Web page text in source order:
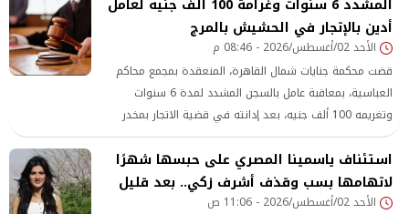
المشدد 6 سنوات وغرامة 100 ألف جنيه لعامل
أدين بالإتجار في الحشيش بالمرج
الأحد 02/أغسطس/2026 - 08:46 م
قضت محكمة جنايات شمال القاهرة، المنعقدة بمجمع محاكم
العباسية، بمعاقبة عامل بالسجن المشدد لمدة 6 سنوات
وتغريمه 100 ألف جنيه، بعد إدانته في قضية الاتجار بمخدر
الحشيش بدائرة قسم المرج، كما ألزمت المحكمة المتهم بعقوبة
الحبس لمدة عام مع الشغل لحيازته سلاحًا ناريًا دون ترخيص
استئناف ياسمينا المصري على حبسها شهرًا
لاتهامها بسب وقذف أشرف زكي.. بعد قليل
الأحد 02/أغسطس/2026 - 11:06 ص